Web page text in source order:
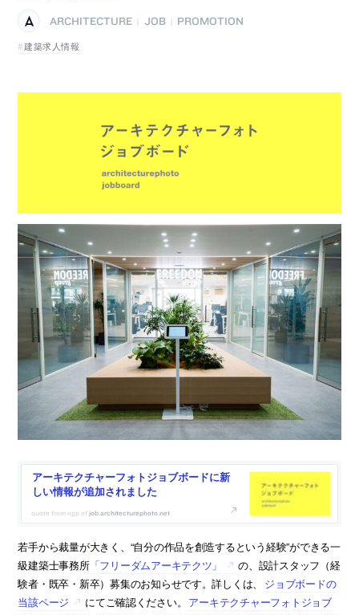
ARCHITECTURE JOB
PROMOTION
建築求人情報
アーキテクチャーフォトジョブボードに新
しい情報が追加されました
job.architecturephoto.net
若手から裁量が大きく、“自分の作品を創造するという経験”ができる一
級建築士事務所「フリーダムアーキテクツ」
の、設計スタッフ（経
験者・既卒・新卒）募集のお知らせです。詳しくは、
ジョブボードの
当該ページ
にてご確認ください。 アーキテクチャーフォトジョブ